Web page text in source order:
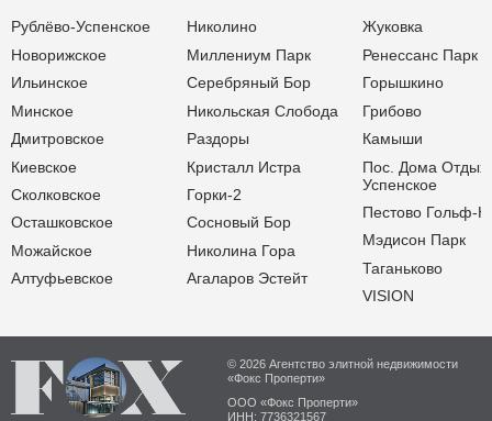
Рублёво-Успенское
Новорижское
Ильинское
Минское
Дмитровское
Киевское
Сколковское
Осташковское
Можайское
Алтуфьевское
Николино
Миллениум Парк
Серебряный Бор
Никольская Слобода
Раздоры
Кристалл Истра
Горки-2
Сосновый Бор
Николина Гора
Агаларов Эстейт
Жуковка
Ренессанс Парк
Горышкино
Грибово
Камыши
Пос. Дома
Успенское
Пестово Гольф-
Мэдисон Парк
Таганьково
VISION
© 2026 Агентство элитной недвижимости
«Фокс Проперти»
ООО «Фокс Проперти»
ИНН: 7736321567